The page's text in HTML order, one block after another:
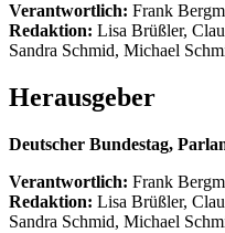
Verantwortlich: Frank
Redaktion: Lisa Brüßler,
Sandra Schmid, Michael
Herausgeber
Deutscher Bundestag,
Verantwortlich: Frank
Redaktion: Lisa Brüßler,
Sandra Schmid, Michael